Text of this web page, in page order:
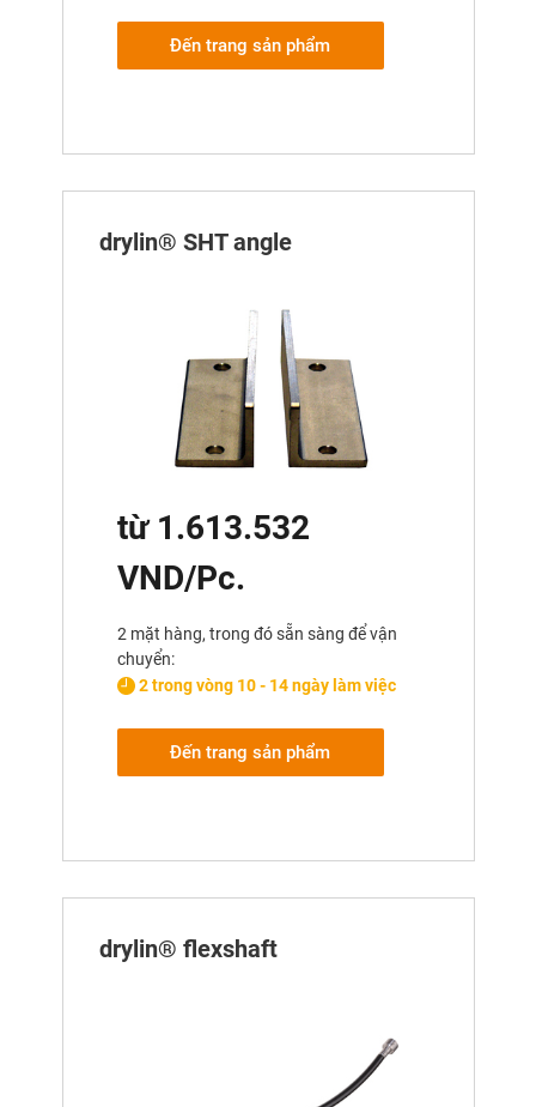
Đến trang sản phẩm
drylin® SHT angle
từ 1.613.532
VND/Pc.
2 mặt hàng, trong đó sẵn sàng để vận
chuyển:
2 trong vòng 10 - 14 ngày làm việc
Đến trang sản phẩm
drylin® flexshaft